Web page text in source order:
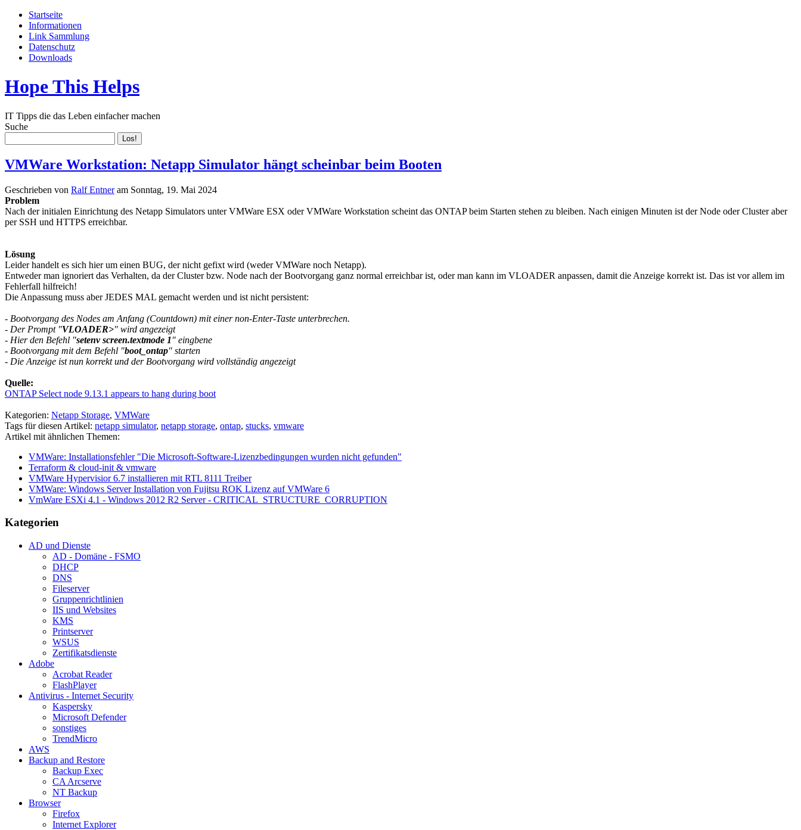
Startseite
Informationen
Link Sammlung
Datenschutz
Downloads
Hope This Helps
IT Tipps die das Leben einfacher machen
Suche
VMWare Workstation: Netapp Simulator hängt scheinbar beim Booten
Geschrieben von Ralf Entneram Sonntag, 19. Mai 2024
Problem
Nach der initialen Einrichtung des Netapp Simulators unter VMWare ESX oder VMWare Workstation scheint das ONTAP beim Starten stehen zu bleiben. Nach einigen Minuten ist der Node oder Cluster aber
per SSH und HTTPS erreichbar.
Lösung
Leider handelt es sich hier um einen BUG, der nicht gefixt wird (weder VMWare noch Netapp).
Entweder man ignoriert das Verhalten, da der Cluster bzw. Node nach der Bootvorgang ganz normal erreichbar ist, oder man kann im VLOADER anpassen, damit die Anzeige korrekt ist. Das ist vor allem im
Fehlerfall hilfreich!
Die Anpassung muss aber JEDES MAL gemacht werden und ist nicht persistent:
- Bootvorgang des Nodes am Anfang (Countdown) mit einer non-Enter-Taste unterbrechen.
- Der Prompt "VLOADER>" wird angezeigt
- Hier den Befehl "setenv screen.textmode 1" eingbene
- Bootvorgang mit dem Befehl "boot_ontap" starten
- Die Anzeige ist nun korrekt und der Bootvorgang wird vollständig angezeigt
Quelle:
ONTAP Select node 9.13.1 appears to hang during boot
Kategorien: Netapp Storage, VMWare
Tags für diesen Artikel: netapp simulator, netapp storage, ontap, stucks, vmware
Artikel mit ähnlichen Themen:
VMWare: Installationsfehler "Die Microsoft-Software-Lizenzbedingungen wurden nicht gefunden"
Terraform & cloud-init & vmware
VMWare Hypervisior 6.7 installieren mit RTL 8111 Treiber
VMWare: Windows Server Installation von Fujitsu ROK Lizenz auf VMWare 6
VmWare ESXi 4.1 - Windows 2012 R2 Server - CRITICAL_STRUCTURE_CORRUPTION
Kategorien
AD und Dienste
AD - Domäne - FSMO
DHCP
DNS
Fileserver
Gruppenrichtlinien
IIS und Websites
KMS
Printserver
WSUS
Zertifikatsdienste
Adobe
Acrobat Reader
FlashPlayer
Antivirus - Internet Security
Kaspersky
Microsoft Defender
sonstiges
TrendMicro
AWS
Backup and Restore
Backup Exec
CA Arcserve
NT Backup
Browser
Firefox
Internet Explorer